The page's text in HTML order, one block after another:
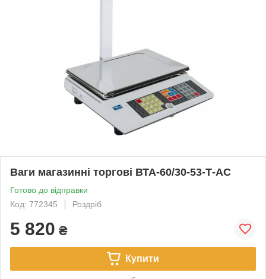
Ваги магазинні торгові ВТА-60/30-53-Т-АС
Готово до відправки
Код: 772345
Роздріб
5 820 ₴
Купити